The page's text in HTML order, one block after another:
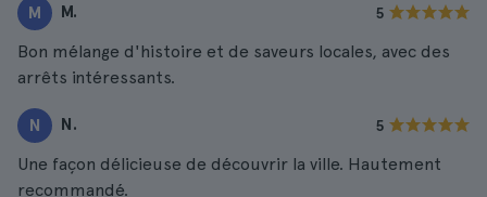
M M. 5
Bon mélange d'histoire et de saveurs locales, avec des
arrêts intéressants.
N N. 5
Une façon délicieuse de découvrir la ville. Hautement
recommandé.